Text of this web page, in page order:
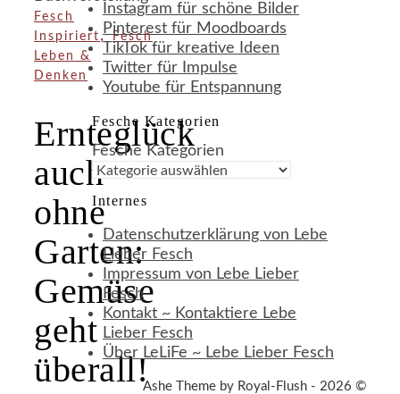
Fesch
Inspiriert ,Fesch
Leben &
Denken
Ernteglück
auch
ohne
Garten:
Gemüse
geht
überall!
Instagram für schöne Bilder
Pinterest für Moodboards
TikTok für kreative Ideen
Twitter für Impulse
Youtube für Entspannung
Fesche Kategorien
Fesche Kategorien
Internes
Datenschutzerklärung von Lebe
Lieber Fesch
Impressum von Lebe Lieber
Fesch
Kontakt ~ Kontaktiere Lebe
Lieber Fesch
Über LeLiFe ~ Lebe Lieber Fesch
Ashe Theme by Royal-Flush - 2026 ©